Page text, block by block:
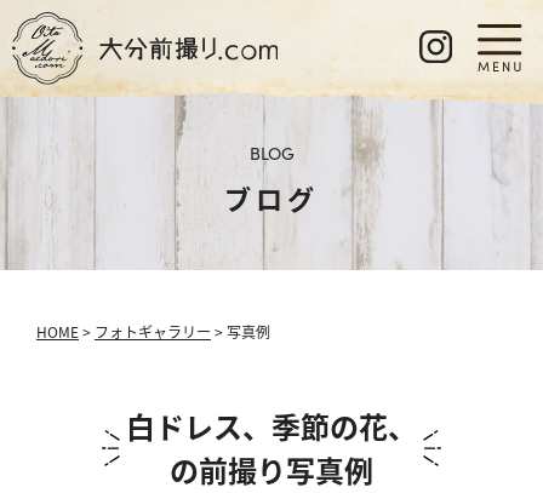
BLOG
ブログ
HOME> フォトギャラリー > 写真例
白ドレス、季節の花、
の前撮り写真例